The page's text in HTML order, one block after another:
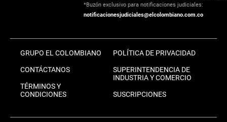
*Buzón exclusivo para notificaciones judiciales:
notificacionesjudiciales@elcolombiano.com.co
GRUPO EL COLOMBIANO
CONTÁCTANOS
TÉRMINOS Y
CONDICIONES
POLÍTICA DE PRIVACIDAD
SUPERINTENDENCIA DE
INDUSTRIA Y COMERCIO
SUSCRIPCIONES